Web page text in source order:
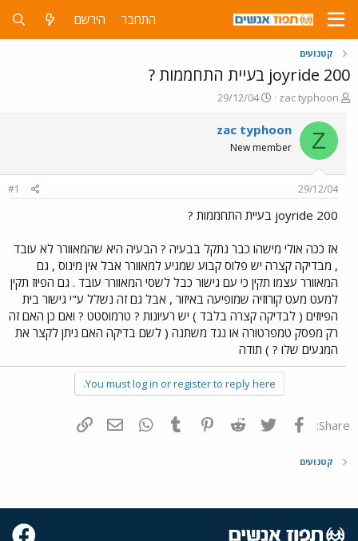
התחבר הירשם
קטנועים
joyride 200 בעיית התחממות ?
פ
ו
ת
ח
ה
ש
א
zac typhoon
פ
ו
ר
ס
ם
ר
29/12/04
Z
zac typhoon
New member
29/12/04
#1
joyride 200 בעיית התחממות ?
אז ככה אולי מישהו כבר נתקל בבעיה ? הבעיה היא שהמאוורר לא עובד
, מבדיקה קצרה יש פלוס קבוע שמגיע למאוורר אבל אין מינוס , גם
המאוורר עצמו תקין כי עם גישור כבל לשסי המאוורר עובד . גם הפיוז תקין
למעט מעט קורוזיה שמופיעה באיזור , אבל גם זה נשלל ע"י גישור בית
הפיוזים ( לבדיקה קצרה בלבד ) יש רעיונות ? טרמוסטט ? ואם כן האם זה
רק מפסק טמפרטורה או נגד משתנה ( לשם בדיקה האם ניתן לקצר את
המגעים שלו ? ) תודה
You must log in or register to reply here.
Share: פייסבוק Twitter
Reddit
Pinterest
Tumblr
WhatsAppדואר אלקטרוני
קטנועים